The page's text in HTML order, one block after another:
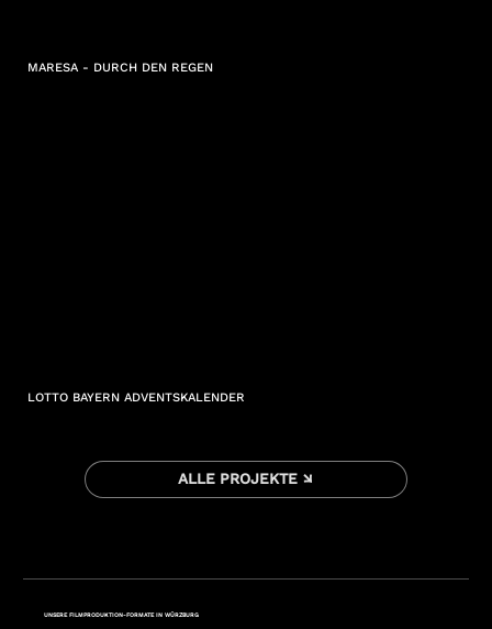
MARESA - DURCH DEN REGEN
LOTTO BAYERN ADVENTSKALENDER
ALLE PROJEKTE ↘
UNSERE FILMPRODUKTION-FORMATE IN WÜRZBURG